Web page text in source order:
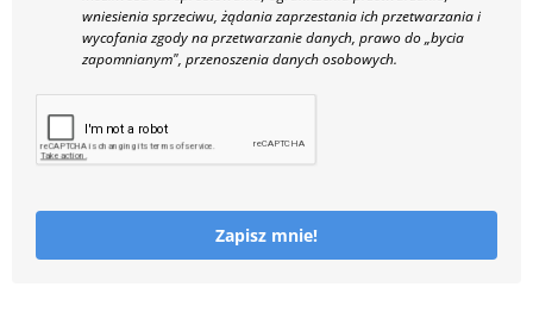
wniesienia sprzeciwu, żądania zaprzestania ich przetwarzania i
wycofania zgody na przetwarzanie danych, prawo do „bycia
zapomnianym", przenoszenia danych osobowych.
Zapisz mnie!